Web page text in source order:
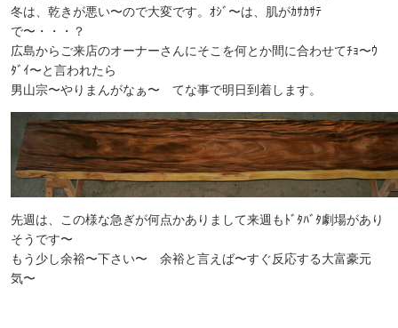
冬は、乾きが悪い〜ので大変です。ｵｼﾞ〜は、肌がｶｻｶｻﾃ
で〜・・・？
広島からご来店のオーナーさんにそこを何とか間に合わせてﾁｮ〜ｳ
ﾀﾞｲ〜と言われたら
男山宗〜やりまんがなぁ〜 てな事で明日到着します。
先週は、この様な急ぎが何点かありまして来週もﾄﾞﾀﾊﾞﾀ劇場があり
そうです〜
もう少し余裕〜下さい〜 余裕と言えば〜すぐ反応する大富豪元
気〜